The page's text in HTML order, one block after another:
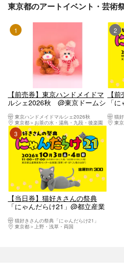
東京都のアートイベント・芸術
【前売券】東京ハンドメイドマ
ルシェ2026秋 @東京ドームシ
9/6）
東京ハンドメイドマルシェ2026秋
東京都
お茶の水・湯島・九段・後楽園
【
「
（猫
東
3位
【当日券】猫好きさんの祭典
「にゃんだらけ21」@都立産業
（10/3・4）
猫好きさんの祭典「にゃんだらけ21」
東京都
上野・浅草・両国